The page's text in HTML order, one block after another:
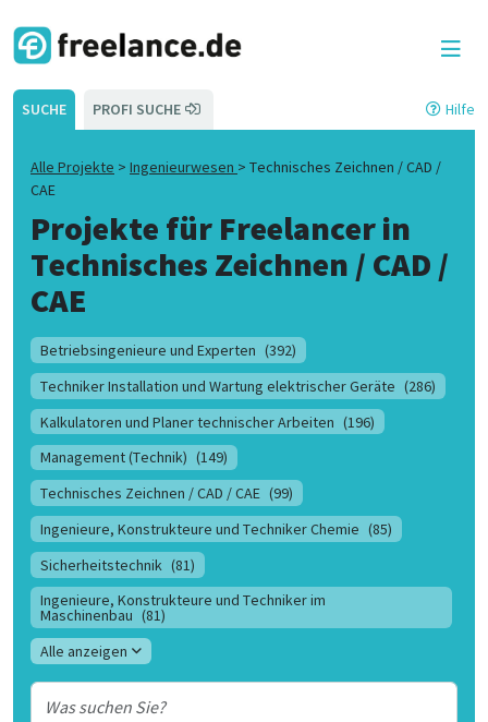
SUCHE PROFI SUCHE Hilfe
Alle Projekte > Ingenieurwesen > Technisches Zeichnen / CAD /
CAE
Projekte für Freelancer in
Technisches Zeichnen / CAD /
CAE
Betriebsingenieure und Experten (392)
Techniker Installation und Wartung elektrischer Geräte (286)
Kalkulatoren und Planer technischer Arbeiten (196)
Management (Technik) (149)
Technisches Zeichnen / CAD / CAE (99)
Ingenieure, Konstrukteure und Techniker Chemie (85)
Sicherheitstechnik (81)
Ingenieure, Konstrukteure und Techniker im
Maschinenbau (81)
Alle anzeigen